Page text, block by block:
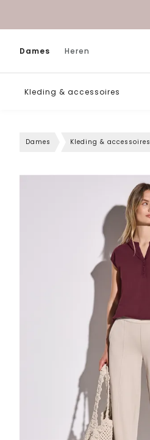
Dames Heren
Kleding & accessoires
Dames Kleding & accessoires